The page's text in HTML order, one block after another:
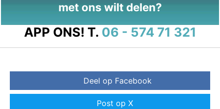
met ons wilt delen?
APP ONS! T. 06 - 574 71 321
Deel op Facebook
Post op X